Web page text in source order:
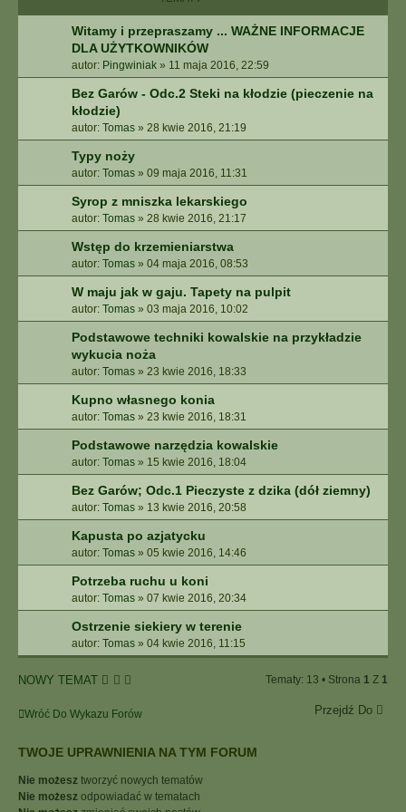
A
A
W
A
W
A
N
E
Witamy i przepraszamy ... WAŻNE INFORMACJE
DLA UŻYTKOWNIKÓW
autor: Pingwiniak » 11 maja 2016, 22:59
Bez Garów - Odc.2 Steki na kłodzie (pieczenie na
kłodzie)
autor: Tomas » 28 kwie 2016, 21:19
Typy noży
autor: Tomas » 09 maja 2016, 11:31
Syrop z mniszka lekarskiego
autor: Tomas » 28 kwie 2016, 21:17
Wstęp do krzemieniarstwa
autor: Tomas » 04 maja 2016, 08:53
W maju jak w gaju. Tapety na pulpit
autor: Tomas » 03 maja 2016, 10:02
Podstawowe techniki kowalskie na przykładzie
wykucia noża
autor: Tomas » 23 kwie 2016, 18:33
Kupno własnego konia
autor: Tomas » 23 kwie 2016, 18:31
Podstawowe narzędzia kowalskie
autor: Tomas » 15 kwie 2016, 18:04
Bez Garów; Odc.1 Pieczyste z dzika (dół ziemny)
autor: Tomas » 13 kwie 2016, 20:58
Kapusta po azjatycku
autor: Tomas » 05 kwie 2016, 14:46
Potrzeba ruchu u koni
autor: Tomas » 07 kwie 2016, 20:34
Ostrzenie siekiery w terenie
autor: Tomas » 04 kwie 2016, 11:15
NOWY TEMAT Tematy: 13 • Strona 1 Z 1
Wróć Do Wykazu Forów Przejdź Do
TWOJE UPRAWNIENIA NA TYM FORUM
Nie możesz tworzyć nowych tematów
Nie możesz odpowiadać w tematach